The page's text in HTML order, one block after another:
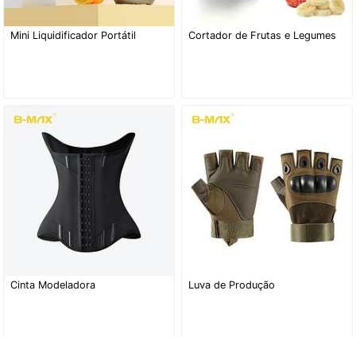
Mini Liquidificador Portátil Cortador de Frutas e Legumes
Cinta Modeladora Luva de Produção